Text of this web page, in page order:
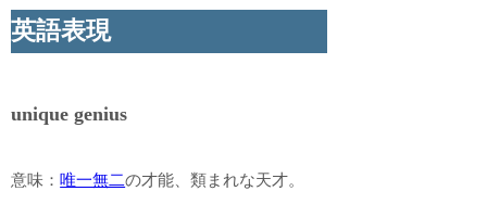
英語表現
unique genius
意味：唯一無二の才能、類まれな天才。